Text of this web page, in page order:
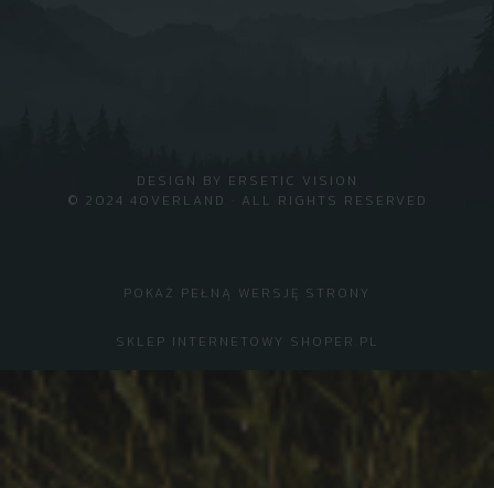
© 2024 4OVERLAND · ALL RIGHTS RESERVED
DESIGN BY ERSETIC VISION
POKAŻ PEŁNĄ WERSJĘ STRONY
SKLEP INTERNETOWY SHOPER.PL